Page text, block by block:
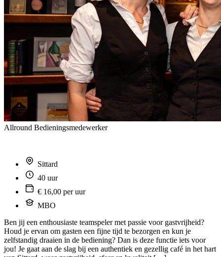
Allround Bedieningsmedewerker
Sittard
40 uur
€ 16,00 per uur
MBO
Ben jij een enthousiaste teamspeler met passie voor gastvrijheid?
Houd je ervan om gasten een fijne tijd te bezorgen en kun je
zelfstandig draaien in de bediening? Dan is deze functie iets voor
jou! Je gaat aan de slag bij een authentiek en gezellig café in het hart